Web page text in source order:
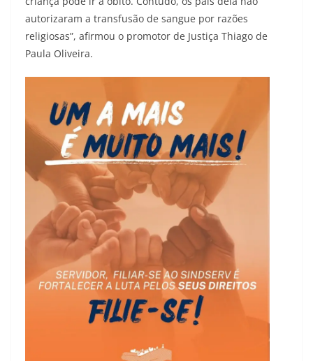
autorizaram a transfusão de sangue por razões
religiosas”, afirmou o promotor de Justiça Thiago de
Paula Oliveira.